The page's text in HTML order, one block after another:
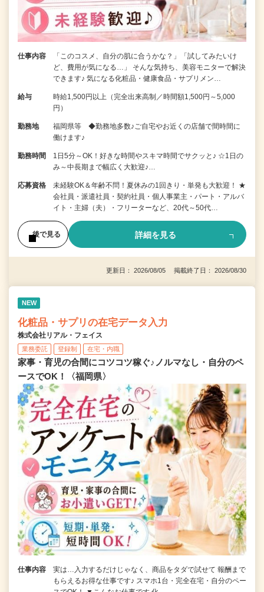
仕事内容
「このコスメ、自分の肌に合うかな？」「試してみたいけ
ど、費用が気になる…」 そんな気持ち、美容モニターで解決
できます♪ 気になる化粧品・健康食品・サプリメン…
給与
時給1,500円以上（完全出来高制／時間額1,500円～5,000
円）
勤務地
福岡県等 ◆勤務地多数♪ご自宅やお近くの店舗で間時間に
働けます♪
勤務時間
1日5分～OK！好きな時間やスキマ時間でサクッと♪ ☆1日の
み～中長期まで幅広く大歓迎♪…
応募資格
未経験OK＆年齢不問！夏休みの1回きり・単発も大歓迎！ ★
会社員・派遣社員・契約社員・個人事業主・パート・アルバ
イト・主婦（夫）・フリーターなど、20代～50代…
後で見る 詳細を見る
更新日： 2026/08/05 掲載終了日： 2026/08/30
NEW
化粧品・サプリの在宅データ入力
株式会社リアル・フェイス
業務委託 登録制 在宅・内職
家事・育児の合間にコツコツ稼ぐ♪ノルマなし・自分のペ
ースでOK！〈福岡県〉
仕事内容
実は…入力するだけじゃなく、商品をタダで試せて 報酬まで
もらえるお得な仕事です♪ スマホ1台・完全在宅・自分のペー